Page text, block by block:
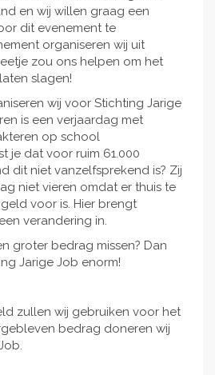
en wij willen graag een
dit evenement te
organiseren wij uit
zou ons helpen om het
slagen!
wij voor Stichting Jarige
is een verjaardag met
op school
je dat voor ruim 61.000
dit niet vanzelfsprekend is? Zij
niet vieren omdat er thuis te
voor is. Hier brengt
verandering in.
groter bedrag missen? Dan
Jarige Job enorm!
zullen wij gebruiken voor het
bedrag doneren wij